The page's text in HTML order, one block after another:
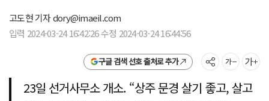
고도현 기자dory@imaeil.com
입력 2024-03-24 16:42:26 수정 2024-03-24 16:44:56
구글 검색 선호 출처로 추가
23일 선거사무소 개소. “상주 문경 살기 좋고, 살고